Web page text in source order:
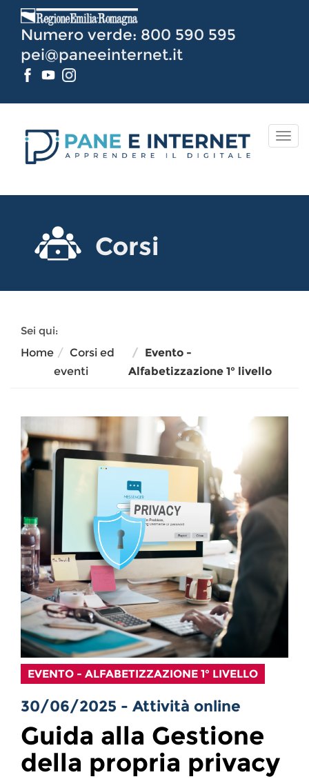
Contenuto
Numero verde: 800 590 595
pei@paneeinternet.it
Corsi
Sei qui:
Home
Corsi ed
eventi
Evento -
Alfabetizzazione 1° livello
EVENTO - ALFABETIZZAZIONE 1° LIVELLO
30/06/2025 - Attività online
Guida alla Gestione
della propria privacy